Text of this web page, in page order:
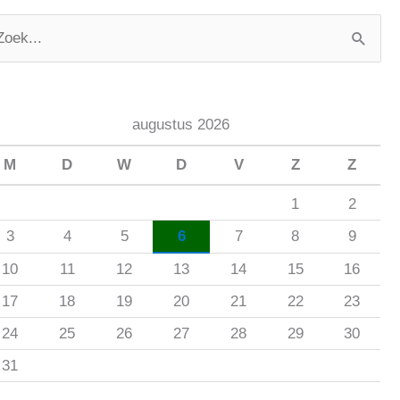
augustus 2026
M D W D V Z Z
1
2
3
4 5 6 7 8
9
10
11 12 13 14 15
16
17
18 19 20 21 22
23
24
25 26 27 28 29
30
31